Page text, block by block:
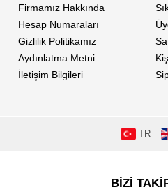
Firmamız Hakkında
Hesap Numaraları
Gizlilik Politikamız
Aydınlatma Metni
İletişim Bilgileri
TR
BİZİ